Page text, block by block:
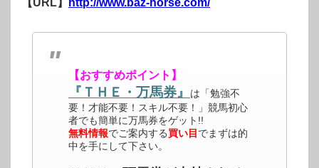
【URL】 http://www.baz-horse.com/
【おすすめポイント】
『ＴＨＥ・万馬券』
は「勉強不
要！才能不要！スキル不要！」競馬初心
者でも簡単に万馬券をゲット!!
無料情報でご案内する買い目 でまずは的
中を手にして下さい。